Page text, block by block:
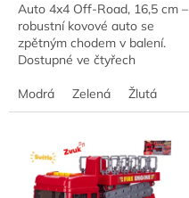
Auto 4x4 Off-Road, 16,5 cm –
robustní kovové auto se
zpětným chodem v balení.
Dostupné ve čtyřech
a modrá.deální pro milovníky
off-road vozů!
Modrá Zelená Žlutá